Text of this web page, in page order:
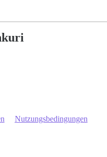
Nutzungsbedingungen